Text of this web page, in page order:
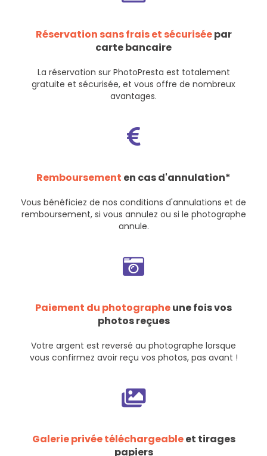
Réservation sans frais et sécuriséepar
carte bancaire
La réservation sur PhotoPresta est totalement
gratuite et sécurisée, et vous offre de nombreux
avantages.
Remboursement en cas d'annulation*
Vous bénéficiez de nos conditions d'annulations et de
remboursement, si vous annulez ou si le photographe
annule.
Paiement du photographeune fois vos
photos reçues
Votre argent est reversé au photographe lorsque
vous confirmez avoir reçu vos photos, pas avant !
Galerie privée téléchargeableet tirages
papiers